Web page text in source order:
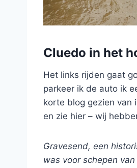
Cluedo in het
Het links rijden gaat
parkeer ik de auto ik
korte blog gezien van
en zie hier – wij
Gravesend, een
was voor schepen